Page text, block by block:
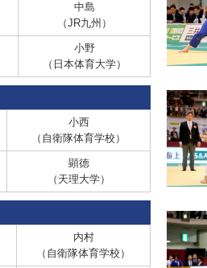
中島
（JR九州）
小野
（日本体育大学）
小西
（自衛隊体育学校）
顕徳
（天理大学）
内村
（自衛隊体育学校）